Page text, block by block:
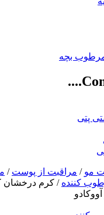
بچه
پتی
مو / مراقبت از پوست /
کننده / کرم درخشان